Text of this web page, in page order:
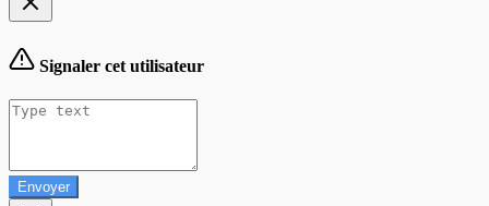
Signaler cet utilisateur
Envoyer